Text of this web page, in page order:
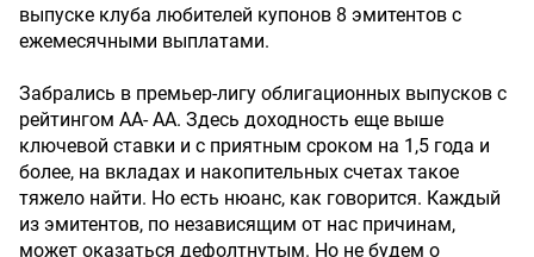
выпуске клуба любителей купонов 8 эмитентов с
ежемесячными выплатами.
Забрались в премьер-лигу облигационных выпусков с
рейтингом АА- АА. Здесь доходность еще выше
ключевой ставки и с приятным сроком на 1,5 года и
более, на вкладах и накопительных счетах такое
тяжело найти. Но есть нюанс, как говорится. Каждый
из эмитентов, по независящим от нас причинам,
может оказаться дефолтнутым. Но не будем о